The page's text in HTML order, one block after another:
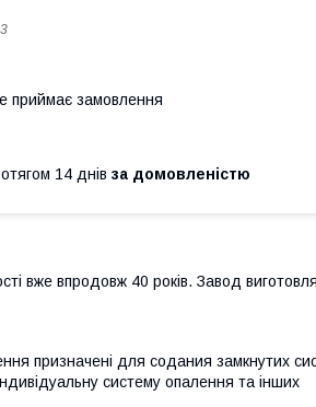
приймає замовлення
14 днів за домовленістю
вже впродовж 40 років. Завод
призначені для содания замкнутих
систему опалення та інших